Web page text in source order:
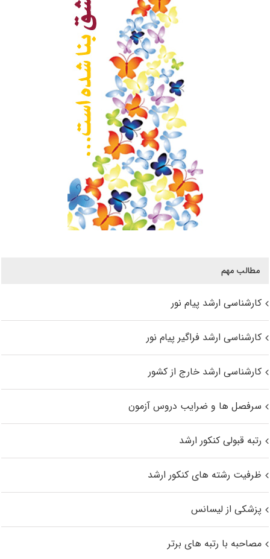
مطالب مهم
کارشناسی ارشد پیام نور
کارشناسی ارشد فراگیر پیام نور
کارشناسی ارشد خارج از کشور
سرفصل ها و ضرایب دروس آزمون
رتبه قبولی کنکور ارشد
ظرفیت رشته های کنکور ارشد
پزشکی از لیسانس
مصاحبه با رتبه های برتر